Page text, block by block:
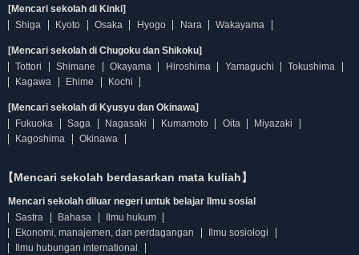
[Mencari sekolah di Kinki]
Shiga
Kyoto Osaka Hyogo Nara Wakayama
[Mencari sekolah di Chugoku dan Shikoku]
Tottori
Shimane Okayama Hiroshima Yamaguchi
Tokushima
Kagawa
Ehime Kochi
[Mencari sekolah di Kyusyu dan Okinawa]
Fukuoka
Saga Nagasaki Kumamoto Oita
Miyazaki
Kagoshima
Okinawa
【Mencari sekolah berdasarkan mata kuliah】
Mencari sekolah diluar negeri untuk belajar Ilmu sosial
Sastra
Bahasa
Ilmu hukum
Ekonomi, manajemen, dan perdagangan
Ilmu sosiologi
Ilmu hubungan international